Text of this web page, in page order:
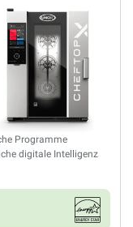
Programme
digitale Intelligenz